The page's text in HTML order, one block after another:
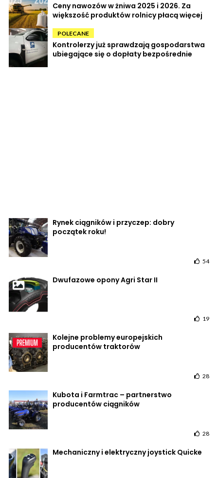
Ceny nawozów w żniwa 2025 i 2026. Za
większość produktów rolnicy płacą więcej
POLECANE
Kontrolerzy już sprawdzają gospodarstwa
ubiegające się o dopłaty bezpośrednie
Rynek ciągników i przyczep: dobry
początek roku!
54
Dwufazowe opony Agri Star II
19
Kolejne problemy europejskich
producentów traktorów
28
Kubota i Farmtrac – partnerstwo
producentów ciągników
28
Mechaniczny i elektryczny joystick Quicke